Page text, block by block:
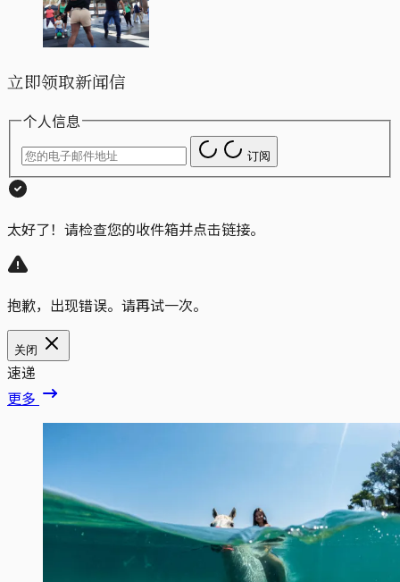
立即领取新闻信
个人信息
订阅
太好了！请检查您的收件箱并点击链接。
抱歉，出现错误。请再试一次。
关闭
速递
更多